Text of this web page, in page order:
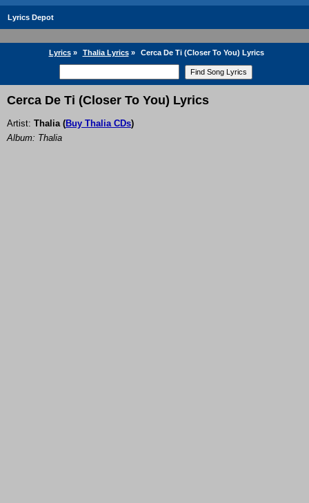
Lyrics Depot
Lyrics» Thalia Lyrics» Cerca De Ti (Closer To You) Lyrics
Cerca De Ti (Closer To You) Lyrics
Artist: Thalia(Buy Thalia CDs)
Album: Thalia